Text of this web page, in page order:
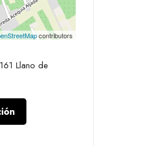
contributors
Llano de